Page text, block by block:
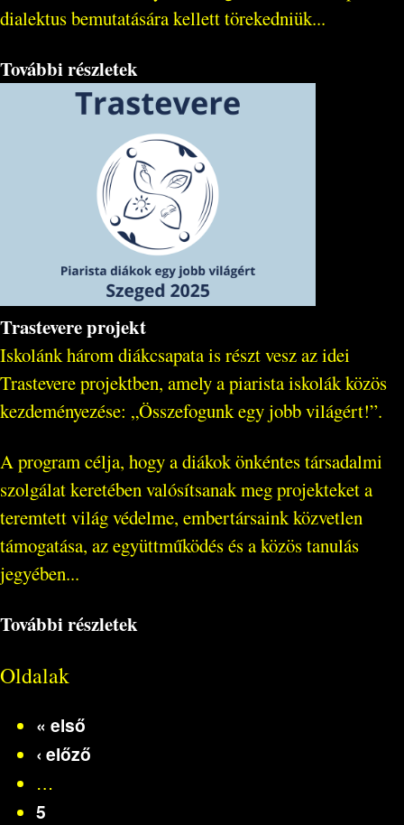
dialektus bemutatására kellett törekedniük...
További részletek
Trastevere projekt
Iskolánk három diákcsapata is részt vesz az idei
Trastevere projektben, amely a piarista iskolák közös
kezdeményezése: „Összefogunk egy jobb világért!”.
A program célja, hogy a diákok önkéntes társadalmi
szolgálat keretében valósítsanak meg projekteket a
teremtett világ védelme, embertársaink közvetlen
támogatása, az együttműködés és a közös tanulás
jegyében...
További részletek
Oldalak
« első
‹ előző
…
5